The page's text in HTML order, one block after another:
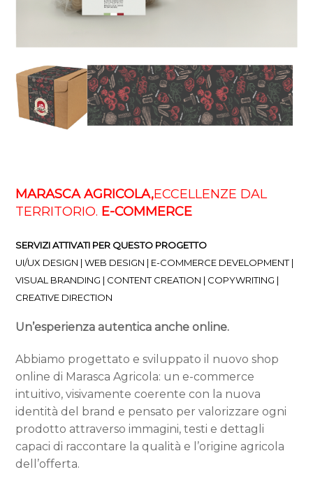
MARASCA AGRICOLA,ECCELLENZE DAL
TERRITORIO. E-COMMERCE
SERVIZI ATTIVATI PER QUESTO PROGETTO
UI/UX DESIGN | WEB DESIGN | E-COMMERCE DEVELOPMENT |
VISUAL BRANDING | CONTENT CREATION | COPYWRITING |
CREATIVE DIRECTION
Un’esperienza autentica anche online.
Abbiamo progettato e sviluppato il nuovo shop
online di Marasca Agricola: un e-commerce
intuitivo, visivamente coerente con la nuova
identità del brand e pensato per valorizzare ogni
prodotto attraverso immagini, testi e dettagli
capaci di raccontare la qualità e l’origine agricola
dell’offerta.